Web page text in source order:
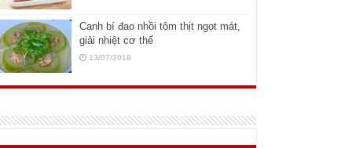
Canh bí đao nhồi tôm thịt ngọt mát,
giải nhiệt cơ thể
13/07/2018